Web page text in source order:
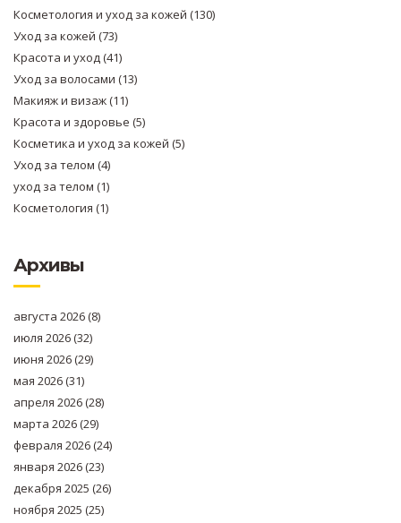
Косметология и уход за кожей (130)
Уход за кожей (73)
Красота и уход(41)
Уход за волосами (13)
Макияж и визаж(11)
Красота и здоровье (5)
Косметика и уход за кожей (5)
Уход за телом (4)
уход за телом (1)
Косметология (1)
Архивы
августа 2026(8)
июля 2026(32)
июня 2026(29)
мая 2026(31)
апреля 2026(28)
марта 2026(29)
февраля 2026(24)
января 2026(23)
декабря 2025 (26)
ноября 2025 (25)